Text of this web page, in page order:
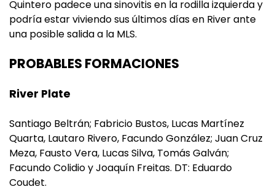
Quintero padece una sinovitis en la rodilla izquierda y
podría estar viviendo sus últimos días en River ante
una posible salida a la MLS.
PROBABLES FORMACIONES
River Plate
Santiago Beltrán; Fabricio Bustos, Lucas Martínez
Quarta, Lautaro Rivero, Facundo González; Juan Cruz
Meza, Fausto Vera, Lucas Silva, Tomás Galván;
Facundo Colidio y Joaquín Freitas. DT: Eduardo
Coudet.